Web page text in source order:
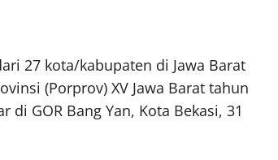
27 kota/kabupaten di Jawa Barat
(Porprov) XV Jawa Barat tahun
di GOR Bang Yan, Kota Bekasi, 31